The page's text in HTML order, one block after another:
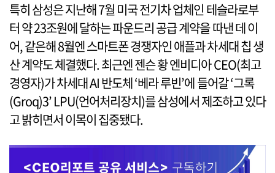
특히 삼성은 지난해 7월 미국 전기차 업체인 테슬라로부
터 약 23조원에 달하는 파운드리 공급 계약을 따낸 데 이
어, 같은해 8월엔 스마트폰 경쟁자인 애플과 차세대 칩 생
산 계약도 체결했다. 최근엔 젠슨 황 엔비디아 CEO(최고
경영자)가 차세대 AI 반도체 ‘베라 루빈’에 들어갈 ‘그록
(Groq)3’ LPU(언어처리장치)를 삼성에서 제조하고 있다
고 밝히면서 이목이 집중됐다.